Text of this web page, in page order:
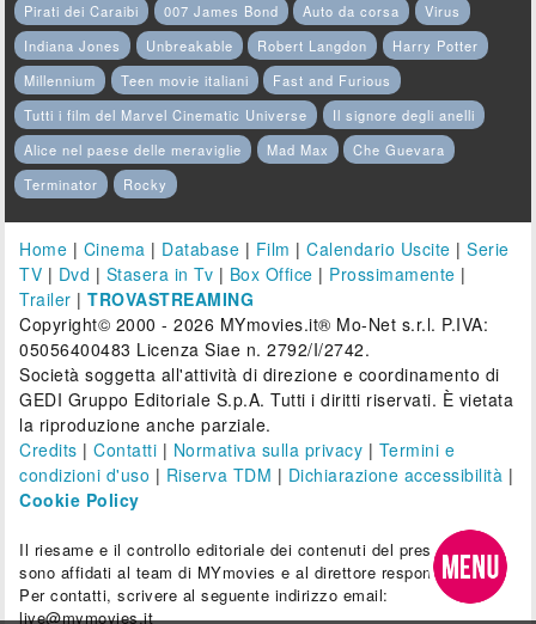
Pirati dei Caraibi
007 James Bond Auto da corsa
Virus
Indiana Jones
Unbreakable Robert Langdon
Harry Potter
Millennium
Teen movie italiani
Fast and Furious
Tutti i film del Marvel Cinematic Universe
Il signore degli anelli
Alice nel paese delle meraviglie
Mad Max
Che Guevara
Terminator
Rocky
Home | Cinema | Database | Film |Calendario Uscite |Serie
TV | Dvd | Stasera in Tv | Box Office | Prossimamente |
Trailer |TROVASTREAMING
Copyright© 2000 - 2026 MYmovies.it® Mo-Net s.r.l. P.IVA:
05056400483 Licenza Siae n. 2792/I/2742.
Società soggetta all'attività di direzione e coordinamento di
GEDI Gruppo Editoriale S.p.A. Tutti i diritti riservati. È vietata
la riproduzione anche parziale.
Credits |Contatti | Normativa sulla privacy | Termini e
condizioni d'uso | Riserva TDM | Dichiarazione accessibilità |
Cookie Policy
Il riesame e il controllo editoriale dei contenuti del presente sito
sono affidati al team di MYmovies e al direttore responsabile.
Per contatti, scrivere al seguente indirizzo email:
live@mymovies.it